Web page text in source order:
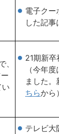
電子クー
した記事
21期新
（今年
ました
ちらから）
テレビ大